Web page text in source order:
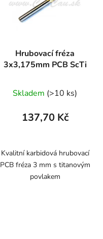
Hrubovací fréza
3x3,175mm PCB ScTi
Skladem (>10 ks)
137,70 Kč
Kvalitní karbidová hrubovací
PCB fréza 3 mm s titanovým
povlakem